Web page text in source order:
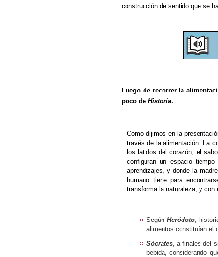
construcción de sentido que se
Luego de recorrer la
poco de Historia.
Como dijimos en la
través de la alimentación. La
los latidos del corazón, el
configuran un espacio
aprendizajes, y donde la
humano tiene para
transforma la naturaleza, y con
SegúnHeródoto,
alimentos constituían el
Sócrates, a finales del
bebida, considerando